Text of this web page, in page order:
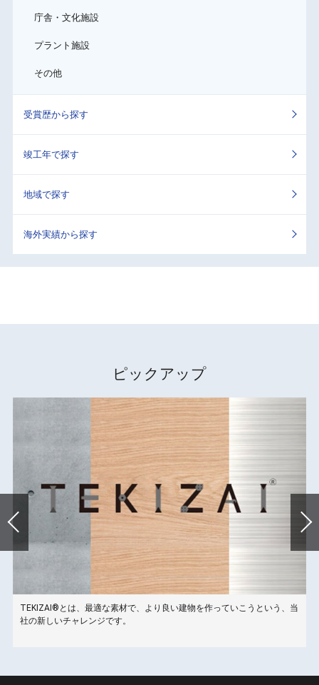
庁舎・文化施設
プラント施設
その他
受賞歴から探す
竣工年で探す
地域で探す
海外実績から探す
ピックアップ
TEKIZAI®とは、最適な素材で、より良い建物を作っていこうという、当
社の新しいチャレンジです。